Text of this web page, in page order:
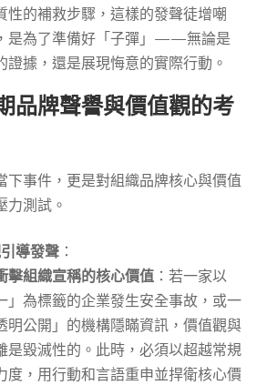
性的補救步驟，這樣的發聲徒增嘲
是為了準備好「子彈」——無論是
證據，還是展現悔意的實際行動。
品牌聲譽與價值觀的考
下事件，更是對組織品牌核心與價值
力測試。
導發聲 ：
擊組織宣稱的核心價值 ：若一家以
」為標籤的企業發生安全事故，或一
明公開」的機構隱瞞資訊，價值觀與
是毀滅性的。此時，必須以超越常規
度，用行動和言語重申並捍衛核心價